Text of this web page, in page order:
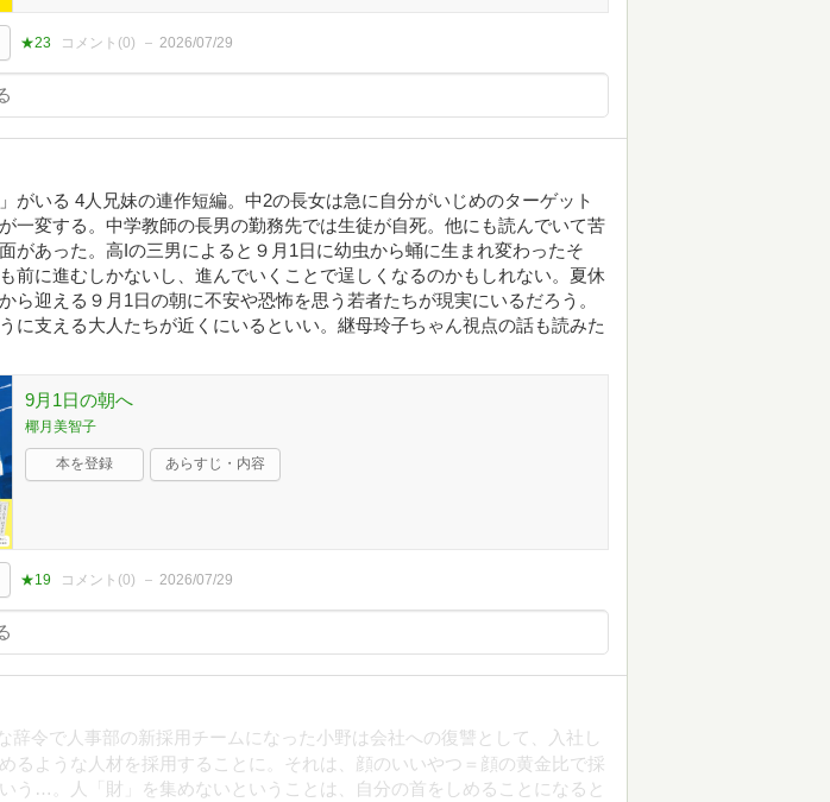
★23 コメント(0) 2026/07/29
がいる 4人兄妹の連作短編。中2の長女は急に自分がいじめのターゲット
一変する。中学教師の長男の勤務先では生徒が自死。他にも読んでいて苦
があった。高Iの三男によると９月1日に幼虫から蛹に生まれ変わったそ
前に進むしかないし、進んでいくことで逞しくなるのかもしれない。夏休
ら迎える９月1日の朝に不安や恐怖を思う若者たちが現実にいるだろう。
に支える大人たちが近くにいるといい。継母玲子ちゃん視点の話も読みた
9月1日の朝へ
椰月美智子
本を登録 あらすじ・内容
★19 コメント(0) 2026/07/29
辞令で人事部の新採用チームになった小野は会社への復讐として、入社し
るような人材を採用することに。それは、顔のいいやつ＝顔の黄金比で採
う…。人「財」を集めないということは、自分の首をしめることになると